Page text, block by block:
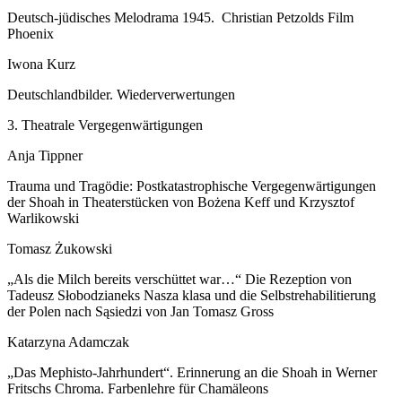
Deutsch-jüdisches Melodrama 1945. Christian Petzolds Film
Phoenix
Iwona Kurz
Deutschlandbilder. Wiederverwertungen
3. Theatrale Vergegenwärtigungen
Anja Tippner
Trauma und Tragödie: Postkatastrophische Vergegenwärtigungen
der Shoah in Theaterstücken von Bożena Keff und Krzysztof
Warlikowski
Tomasz Żukowski
„Als die Milch bereits verschüttet war…“ Die Rezeption von
Tadeusz Słobodzianeks Nasza klasa und die Selbstrehabilitierung
der Polen nach Sąsiedzi von Jan Tomasz Gross
Katarzyna Adamczak
„Das Mephisto-Jahrhundert“. Erinnerung an die Shoah in Werner
Fritschs Chroma. Farbenlehre für Chamäleons